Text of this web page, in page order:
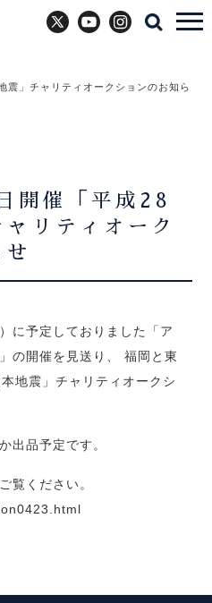
X YouTubeInstagram
震」チャリティオークションのお知ら
開催「平成28
リティオーク
に予定しておりました「ア
の開催を見送り、
福岡と東
地震」チャリティオークシ
出品予定です。
覧ください。